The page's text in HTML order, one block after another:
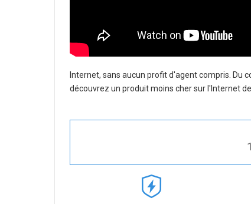
Internet, sans aucun profit d'agent compris. Du
découvrez un produit moins cher sur l'Internet